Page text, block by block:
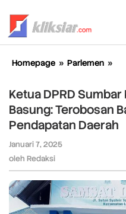
konten
Homepage » Parlemen »
Ketua DPRD
Basung: Terobosan
Pendapatan Daerah
Januari 7, 2025
oleh Redaksi